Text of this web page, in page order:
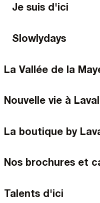
Je suis d'ici
Slowlydays
La Vallée de la
Nouvelle vie à Laval
La boutique by
Nos brochures et
Talents d'ici